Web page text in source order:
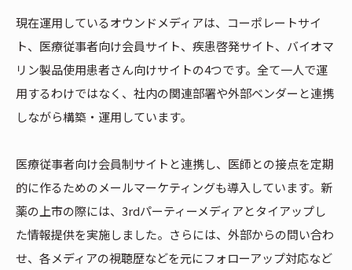
現在運用しているオウンドメディアは、コーポレートサイ
ト、医療従事者向け会員サイト、疾患啓発サイト、バイオマ
リン製品使用患者さん向けサイトの4つです。全て一人で運
用するわけではなく、社内の関連部署や外部ベンダーと連携
しながら構築・運用しています。
医療従事者向け会員制サイトと連携し、医師との接点を定期
的に作るためのメールマーケティングも導入しています。新
薬の上市の際には、3rdパーティーメディアとタイアップし
た情報提供を実施しました。さらには、外部からの問い合わ
せ、各メディアの視聴歴などを元にフォローアップ対応など